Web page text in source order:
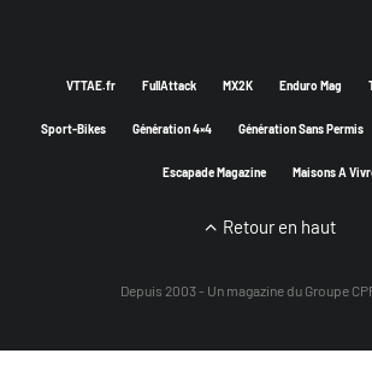
VTTAE.fr FullAttack MX2K Enduro Mag
Sport-Bikes Génération 4×4 Génération Sans Permis
Escapade Magazine Maisons A
Retour en haut
Depuis 2003 - Un magazine du Groupe